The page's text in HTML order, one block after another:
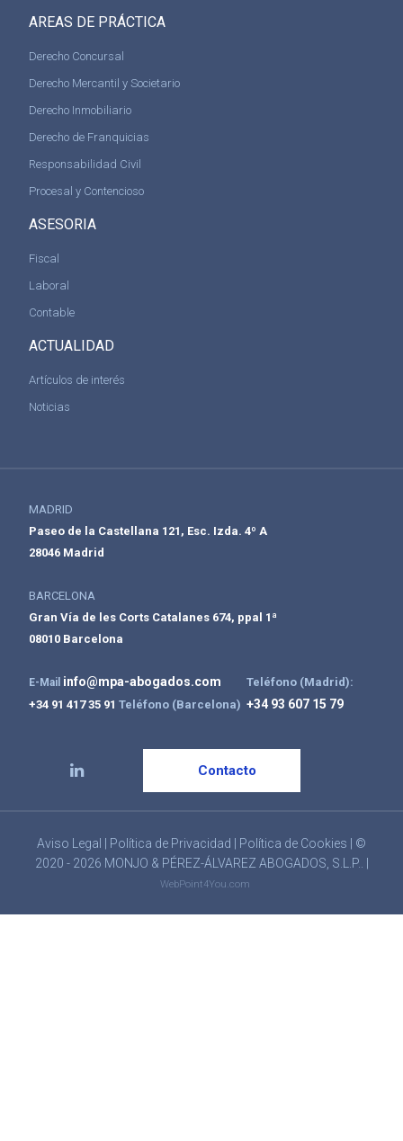
AREAS DE PRÁCTICA
Derecho Concursal
Derecho Mercantil y Societario
Derecho Inmobiliario
Derecho de Franquicias
Responsabilidad Civil
Procesal y Contencioso
ASESORIA
Fiscal
Laboral
Contable
ACTUALIDAD
Artículos de interés
Noticias
MADRID
Paseo de la Castellana 121, Esc. Izda. 4º A
28046 Madrid
BARCELONA
Gran Vía de les Corts Catalanes 674, ppal 1ª
08010 Barcelona
E-Mail info@mpa-abogados.com
Teléfono (Madrid):
+34 91 417 35 91 Teléfono (Barcelona) +34 93 607 15 79
Contacto
Aviso Legal Política de Privacidad Política de Cookies | ©
2020 - 2026 MONJO & PÉREZ-ÁLVAREZ ABOGADOS, S.L.P.. |
WebPoint4You.com